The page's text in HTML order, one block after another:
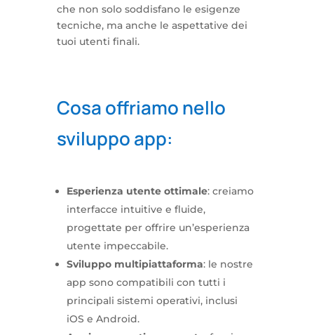
che non solo soddisfano le esigenze
tecniche, ma anche le aspettative dei
tuoi utenti finali.
Cosa offriamo nello
sviluppo app:
Esperienza utente ottimale: creiamo
interfacce intuitive e fluide,
progettate per offrire un’esperienza
utente impeccabile.
Sviluppo multipiattaforma: le nostre
app sono compatibili con tutti i
principali sistemi operativi, inclusi
iOS e Android.